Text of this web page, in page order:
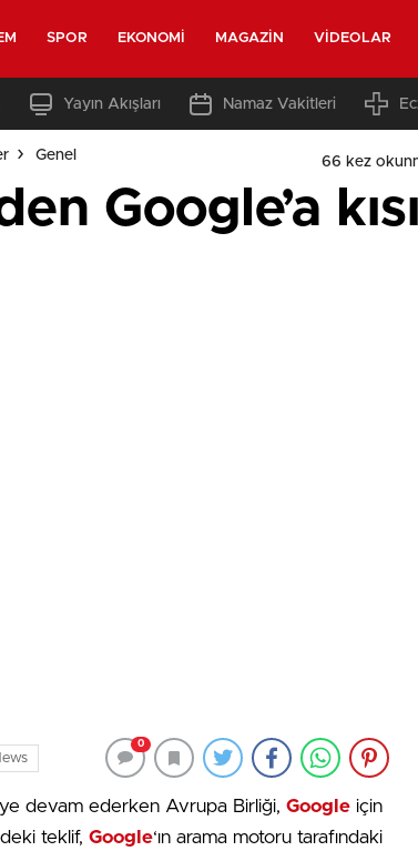
SPOR EKONOMI MAGAZIN VIDEOLAR
Yayın Akışları Namaz Vakitleri
Genel 66 kez
Google’a
0
devam ederken Avrupa Birliği, Google için
teklif, Google‘ın arama motoru tarafındaki